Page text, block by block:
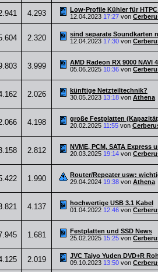
4.293
Low-Profile Kühler für
12.04.2023 17:27 von
2.320
sind separate Soundkarten
12.04.2023 17:30 von
3.999
AMD Radeon RX 9000 NAVI
05.06.2025 10:36 von
2.026
künftige Netzteiltechnik?
30.05.2023 13:18 von Athena
4.198
große Festplatten
20.02.2025 11:55 von
2.812
NVME, PCM, SATA Express
20.03.2025 19:14 von
1.990
Router/Repeater usw:
29.04.2024 19:38 von Athena
4.137
hochwertige USB 3.1 Kabel
01.04.2022 12:46 von
1.681
Festplatten und SSD News
25.02.2025 15:25 von
2.019
JVC Taiyo Yuden DVD+R
09.10.2023 13:50 von